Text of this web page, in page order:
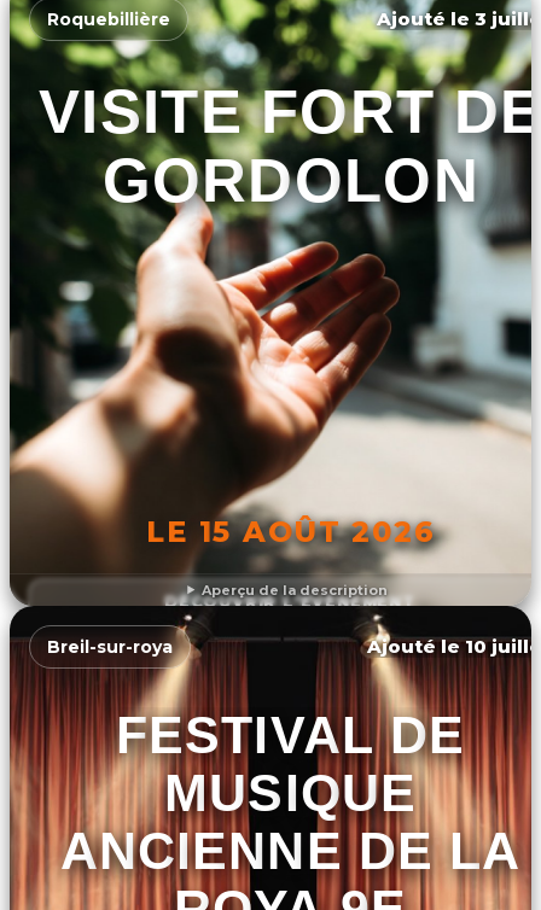
Aperçu de la description
Roquebillière Ajouté le 3
VISITE FORT DE
GORDOLON
LE 15 AOÛT 2026
DÉCOUVRIR L'ÉVÉNEMENT
Breil-sur-roya Ajouté le 10
FESTIVAL DE
MUSIQUE
ANCIENNE DE LA